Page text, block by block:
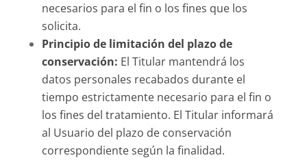
necesarios para el fin o los fines que los
solicita.
Principio de limitación del plazo de
conservación: El Titular mantendrá los
datos personales recabados durante el
tiempo estrictamente necesario para el fin o
los fines del tratamiento. El Titular informará
al Usuario del plazo de conservación
correspondientesegún la finalidad.